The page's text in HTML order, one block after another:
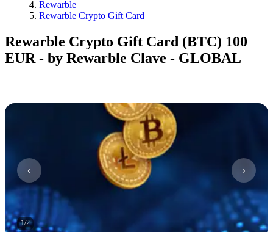
Rewarble
Rewarble Crypto Gift Card
Rewarble Crypto Gift Card (BTC) 100
EUR - by Rewarble Clave - GLOBAL
1/2